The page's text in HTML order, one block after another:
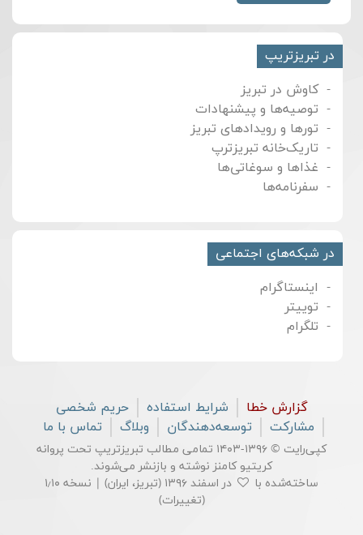
در تبریزتریپ
کاوش در تبریز
توصیه‌ها و پیشنهادات
تورها و رویدادهای تبریز
تاریک‌خانه تبریزترپ
غذاها و سوغاتی‌ها
سفرنامه‌ها
در شبکه‌های اجتماعی
اینستاگرام
توییتر
تلگرام
گزارش خطا شرایط استفاده
حریم شخصی
مشارکت
توسعه‌دهندگان وبلاگ تماس با ما
کپی‌رایت © ۱۳۹۶-۱۴۰۳ تمامی مطالب تبریزتریپ تحت پروانه
کریتیو کامنز نوشته و بازنشر می‌شوند.
ساخته‌شده با
در اسفند ۱۳۹۶ (تبریز، ایران) | نسخه ۱٫۱۰
(تغییرات)